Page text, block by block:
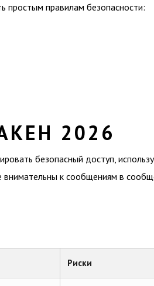
правилам безопасности:
2026
безопасный доступ,
внимательны к сообщениям в
Риски